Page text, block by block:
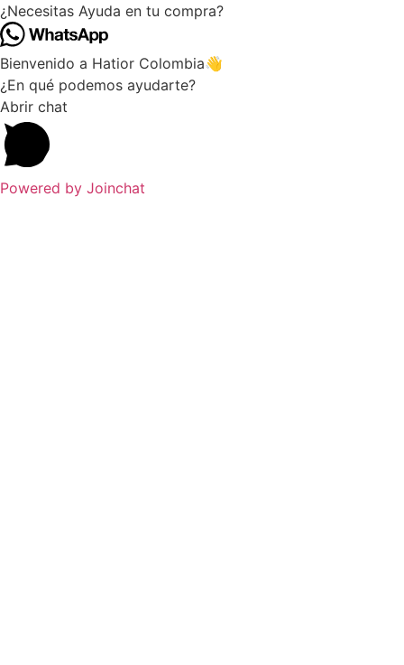
¿Necesitas Ayuda en tu compra?
Bienvenido a Hatior Colombia👋
¿En qué podemos ayudarte?
Abrir chat
Powered by Joinchat